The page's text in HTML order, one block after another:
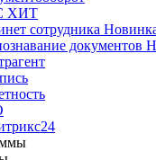
ХИТ
сотрудника
документов